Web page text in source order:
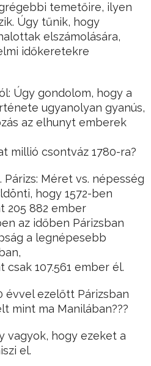
temetőire, ilyen
Úgy tűnik, hogy
elszámolására,
időkeretekre
Úgy gondolom, hogy a
ugyanolyan gyanús,
az elhunyt emberek
millió csontváz 1780-ra?
Párizs: Méret vs. népesség
hogy 1572-ben
205 882 ember
az időben Párizsban
a legnépesebb
107.561 ember él.
évvel ezelőtt Párizsban
mint ma Manilában???
vagyok, hogy ezeket a
el.